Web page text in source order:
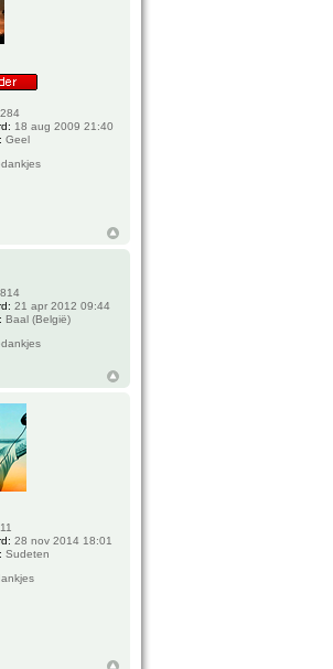
18 aug 2009 21:40
Geel
21 apr 2012 09:44
Baal (België)
28 nov 2014 18:01
Sudeten